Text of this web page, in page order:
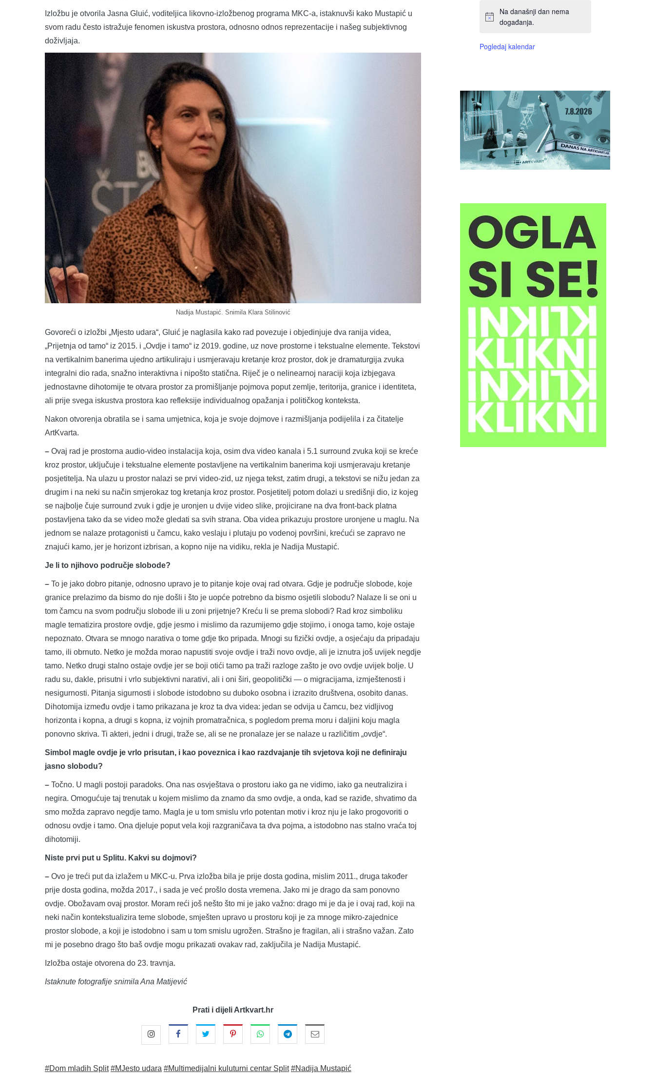
Izložbu je otvorila Jasna Gluić, voditeljica likovno-izložbenog programa MKC-a, istaknuvši kako Mustapić u
svom radu često istražuje fenomen iskustva prostora, odnosno odnos reprezentacije i našeg subjektivnog
doživljaja.
Nadija Mustapić. Snimila Klara Stilinović
Govoreći o izložbi „Mjesto udara“, Gluić je naglasila kako rad povezuje i objedinjuje dva ranija videa,
„Prijetnja od tamo“ iz 2015. i „Ovdje i tamo“ iz 2019. godine, uz nove prostorne i tekstualne elemente. Tekstovi
na vertikalnim banerima ujedno artikuliraju i usmjeravaju kretanje kroz prostor, dok je dramaturgija zvuka
integralni dio rada, snažno interaktivna i nipošto statična. Riječ je o nelinearnoj naraciji koja izbjegava
jednostavne dihotomije te otvara prostor za promišljanje pojmova poput zemlje, teritorija, granice i identiteta,
ali prije svega iskustva prostora kao refleksije individualnog opažanja i političkog konteksta.
Nakon otvorenja obratila se i sama umjetnica, koja je svoje dojmove i razmišljanja podijelila i za čitatelje
ArtKvarta.
– Ovaj rad je prostorna audio-video instalacija koja, osim dva video kanala i 5.1 surround zvuka koji se kreće
kroz prostor, uključuje i tekstualne elemente postavljene na vertikalnim banerima koji usmjeravaju kretanje
posjetitelja. Na ulazu u prostor nalazi se prvi video-zid, uz njega tekst, zatim drugi, a tekstovi se nižu jedan za
drugim i na neki su način smjerokaz tog kretanja kroz prostor. Posjetitelj potom dolazi u središnji dio, iz kojeg
se najbolje čuje surround zvuk i gdje je uronjen u dvije video slike, projicirane na dva front-back platna
postavljena tako da se video može gledati sa svih strana. Oba videa prikazuju prostore uronjene u maglu. Na
jednom se nalaze protagonisti u čamcu, kako veslaju i plutaju po vodenoj površini, krećući se zapravo ne
znajući kamo, jer je horizont izbrisan, a kopno nije na vidiku, rekla je Nadija Mustapić.
Je li to njihovo područje slobode?
– To je jako dobro pitanje, odnosno upravo je to pitanje koje ovaj rad otvara. Gdje je područje slobode, koje
granice prelazimo da bismo do nje došli i što je uopće potrebno da bismo osjetili slobodu? Nalaze li se oni u
tom čamcu na svom području slobode ili u zoni prijetnje? Kreću li se prema slobodi? Rad kroz simboliku
magle tematizira prostore ovdje, gdje jesmo i mislimo da razumijemo gdje stojimo, i onoga tamo, koje ostaje
nepoznato. Otvara se mnogo narativa o tome gdje tko pripada. Mnogi su fizički ovdje, a osjećaju da pripadaju
tamo, ili obrnuto. Netko je možda morao napustiti svoje ovdje i traži novo ovdje, ali je iznutra još uvijek negdje
tamo. Netko drugi stalno ostaje ovdje jer se boji otići tamo pa traži razloge zašto je ovo ovdje uvijek bolje. U
radu su, dakle, prisutni i vrlo subjektivni narativi, ali i oni širi, geopolitički — o migracijama, izmještenosti i
nesigurnosti. Pitanja sigurnosti i slobode istodobno su duboko osobna i izrazito društvena, osobito danas.
Dihotomija između ovdje i tamo prikazana je kroz ta dva videa: jedan se odvija u čamcu, bez vidljivog
horizonta i kopna, a drugi s kopna, iz vojnih promatračnica, s pogledom prema moru i daljini koju magla
ponovno skriva. Ti akteri, jedni i drugi, traže se, ali se ne pronalaze jer se nalaze u različitim „ovdje“.
Simbol magle ovdje je vrlo prisutan, i kao poveznica i kao razdvajanje tih svjetova koji ne definiraju
jasno slobodu?
– Točno. U magli postoji paradoks. Ona nas osvještava o prostoru iako ga ne vidimo, iako ga neutralizira i
negira. Omogućuje taj trenutak u kojem mislimo da znamo da smo ovdje, a onda, kad se raziđe, shvatimo da
smo možda zapravo negdje tamo. Magla je u tom smislu vrlo potentan motiv i kroz nju je lako progovoriti o
odnosu ovdje i tamo. Ona djeluje poput vela koji razgraničava ta dva pojma, a istodobno nas stalno vraća toj
dihotomiji.
Niste prvi put u Splitu. Kakvi su dojmovi?
– Ovo je treći put da izlažem u MKC-u. Prva izložba bila je prije dosta godina, mislim 2011., druga također
prije dosta godina, možda 2017., i sada je već prošlo dosta vremena. Jako mi je drago da sam ponovno
ovdje. Obožavam ovaj prostor. Moram reći još nešto što mi je jako važno: drago mi je da je i ovaj rad, koji na
neki način kontekstualizira teme slobode, smješten upravo u prostoru koji je za mnoge mikro-zajednice
prostor slobode, a koji je istodobno i sam u tom smislu ugrožen. Strašno je fragilan, ali i strašno važan. Zato
mi je posebno drago što baš ovdje mogu prikazati ovakav rad, zaključila je Nadija Mustapić.
Izložba ostaje otvorena do 23. travnja.
Istaknute fotografije snimila Ana Matijević
Prati i dijeli Artkvart.hr
#Dom mladih Split #MJesto udara #Multimedijalni kuluturni centar Split #Nadija Mustapić
Na današnji dan nema
događanja.
Pogledaj kalendar